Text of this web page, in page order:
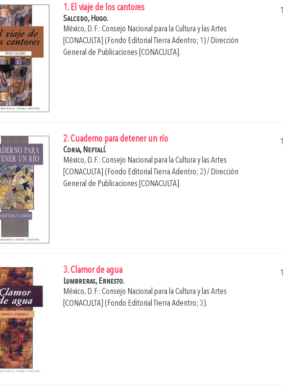
1. El viaje de los cantores
Salcedo, Hugo.
México, D. F.: Consejo Nacional para la Cultura y las Artes
[CONACULTA] (Fondo Editorial Tierra Adentro; 1) / Dirección
General de Publicaciones [CONACULTA].
2. Cuaderno para detener un río
Coria, Neftalí.
México, D. F.: Consejo Nacional para la Cultura y las Artes
[CONACULTA] (Fondo Editorial Tierra Adentro; 2) / Dirección
General de Publicaciones [CONACULTA].
3. Clamor de agua
Lumbreras, Ernesto.
México, D. F.: Consejo Nacional para la Cultura y las Artes
[CONACULTA] (Fondo Editorial Tierra Adentro; 3).